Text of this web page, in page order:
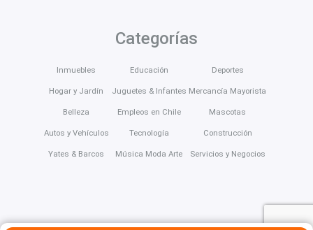
Categorías
Inmuebles
Hogar y Jardín
Belleza
Autos y Vehículos
Yates & Barcos
Educación
Juguetes & Infantes
Empleos en Chile
Tecnología
Música Moda Arte
Deportes
Mercancía Mayorista
Mascotas
Construcción
Servicios y Negocios